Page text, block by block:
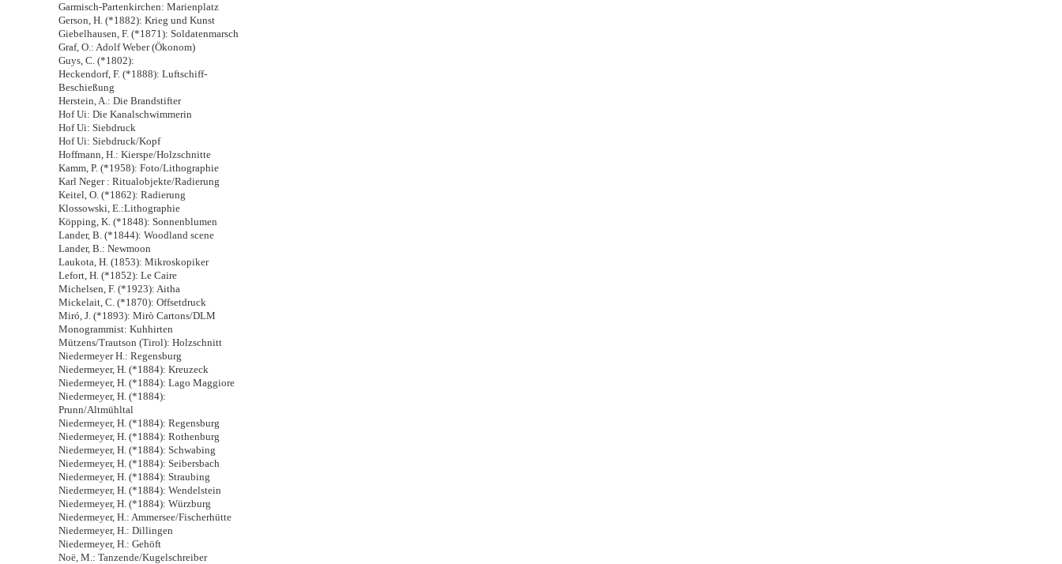
Garmisch-Partenkirchen: Marienplatz
Gerson, H. (*1882): Krieg und Kunst
Giebelhausen, F. (*1871): Soldatenmarsch
Graf, O.: Adolf Weber (Ökonom)
Guys, C. (*1802):
Heckendorf, F. (*1888): Luftschiff-
Beschießung
Herstein, A.: Die Brandstifter
Hof Ui: Die Kanalschwimmerin
Hof Ui: Siebdruck
Hof Ui: Siebdruck/Kopf
Hoffmann, H.: Kierspe/Holzschnitte
Kamm, P. (*1958): Foto/Lithographie
Karl Neger : Ritualobjekte/Radierung
Keitel, O. (*1862): Radierung
Klossowski, E.:Lithographie
Köpping, K. (*1848): Sonnenblumen
Lander, B. (*1844): Woodland scene
Lander, B.: Newmoon
Laukota, H. (1853): Mikroskopiker
Lefort, H. (*1852): Le Caire
Michelsen, F. (*1923): Aitha
Mickelait, C. (*1870): Offsetdruck
Miró, J. (*1893): Mirò Cartons/DLM
Monogrammist: Kuhhirten
Mützens/Trautson (Tirol): Holzschnitt
Niedermeyer H.: Regensburg
Niedermeyer, H. (*1884): Kreuzeck
Niedermeyer, H. (*1884): Lago Maggiore
Niedermeyer, H. (*1884):
Prunn/Altmühltal
Niedermeyer, H. (*1884): Regensburg
Niedermeyer, H. (*1884): Rothenburg
Niedermeyer, H. (*1884): Schwabing
Niedermeyer, H. (*1884): Seibersbach
Niedermeyer, H. (*1884): Straubing
Niedermeyer, H. (*1884): Wendelstein
Niedermeyer, H. (*1884): Würzburg
Niedermeyer, H.: Ammersee/Fischerhütte
Niedermeyer, H.: Dillingen
Niedermeyer, H.: Gehöft
Noë, M.: Tanzende/Kugelschreiber